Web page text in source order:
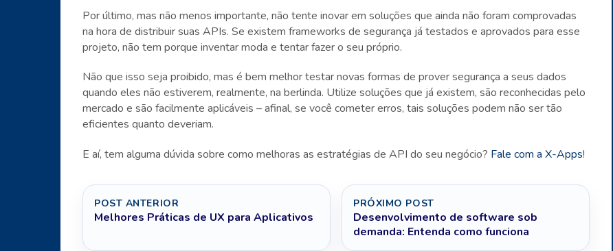
Por último, mas não menos importante, não tente inovar em soluções que ainda não foram comprovadas
na hora de distribuir suas APIs. Se existem frameworks de segurança já testados e aprovados para esse
projeto, não tem porque inventar moda e tentar fazer o seu próprio.
Não que isso seja proibido, mas é bem melhor testar novas formas de prover segurança a seus dados
quando eles não estiverem, realmente, na berlinda. Utilize soluções que já existem, são reconhecidas pelo
mercado e são facilmente aplicáveis – afinal, se você cometer erros, tais soluções podem não ser tão
eficientes quanto deveriam.
E aí, tem alguma dúvida sobre como melhoras as estratégias de API do seu negócio? Fale com a X-Apps!
POST ANTERIOR
Melhores Práticas de UX para Aplicativos
PRÓXIMO POST
Desenvolvimento de software sob
demanda: Entenda como funciona